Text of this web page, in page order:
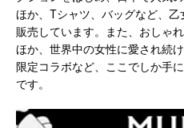
ほか、Tシャツ、バッグなど、
販売しています。また、おしゃ
ほか、世界中の女性に愛され続
限定コラボなど、ここでしか手
です。